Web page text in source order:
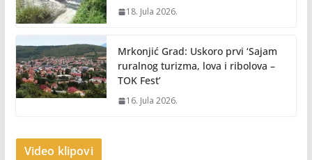
18. Jula 2026.
Mrkonjić Grad: Uskoro prvi ‘Sajam
ruralnog turizma, lova i ribolova –
TOK Fest’
16. Jula 2026.
Video klipovi